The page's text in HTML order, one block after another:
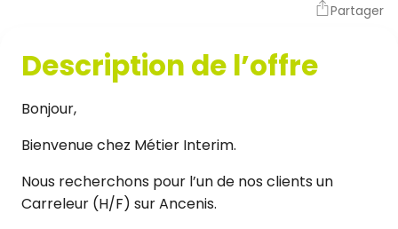
Partager
Description de l’offre
Bonjour,
Bienvenue chez Métier Interim.
Nous recherchons pour l’un de nos clients un
Carreleur (H/F) sur Ancenis.